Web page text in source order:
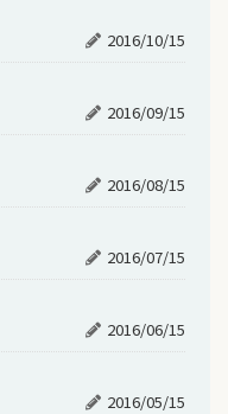
2016/10/15
2016/09/15
2016/08/15
2016/07/15
2016/06/15
2016/05/15